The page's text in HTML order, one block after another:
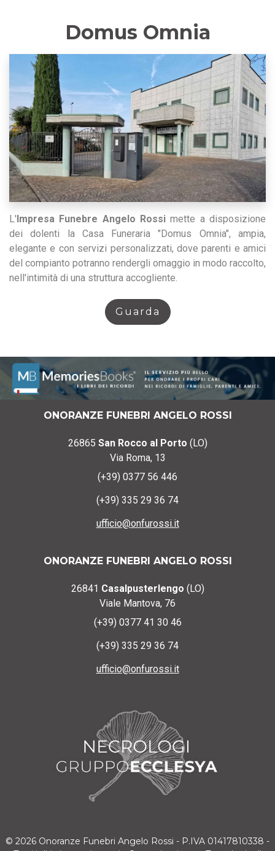
Domus Omnia
L'Impresa Funebre Angelo Rossi mette a disposizione
dei dolenti la Casa Funeraria "Domus Omnia", ampia,
elegante e con servizi personalizzati, dove parenti e amici
del compianto potranno rendergli omaggio in modo raccolto,
nell'intimità di una struttura accogliente.
Guarda
ONORANZE FUNEBRI ANGELO ROSSI
26865 San Rocco al Porto (LO)
Via Roma, 13
(+39) 0377 56 446
(+39) 335 29 36 74
ufficio@onfurossi.it
ONORANZE FUNEBRI ANGELO ROSSI
26841 Casalpusterlengo (LO)
Viale Mantova, 76
(+39) 0377 41 30 46
(+39) 335 29 36 74
ufficio@onfurossi.it
© 2026 Onoranze Funebri Angelo Rossi - P.IVA 01417810338 -